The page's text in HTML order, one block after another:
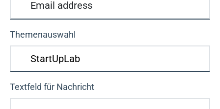
Themenauswahl
Textfeld für Nachricht